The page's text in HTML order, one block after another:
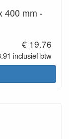
400 mm -
€ 19.76
inclusief btw